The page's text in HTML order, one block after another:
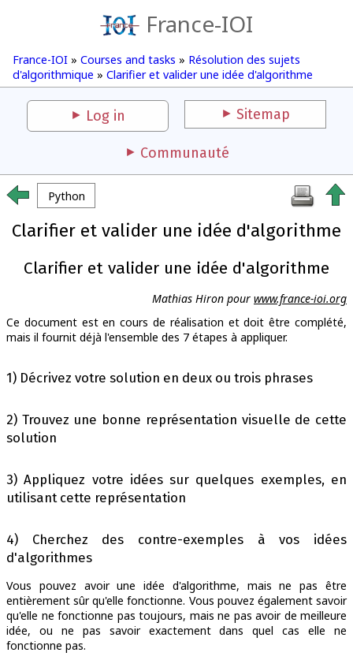
France-IOI
France-IOI » Courses and tasks » Résolution des sujets
d'algorithmique » Clarifier et valider une idée d'algorithme
Log in Sitemap
Communauté
Python
Clarifier et valider une idée d'algorithme
Clarifier et valider une idée d'algorithme
Mathias Hiron pour www.france-ioi.org
Ce document est en cours de réalisation et doit être complété,
mais il fournit déjà l'ensemble des 7 étapes à appliquer.
1) Décrivez votre solution en deux ou trois phrases
2) Trouvez une bonne représentation visuelle de cette
solution
3) Appliquez votre idées sur quelques exemples, en
utilisant cette représentation
4) Cherchez des contre-exemples à vos idées
d'algorithmes
Vous pouvez avoir une idée d'algorithme, mais ne pas être
entièrement sûr qu'elle fonctionne. Vous pouvez également savoir
qu'elle ne fonctionne pas toujours, mais ne pas avoir de meilleure
idée, ou ne pas savoir exactement dans quel cas elle ne
fonctionne pas.